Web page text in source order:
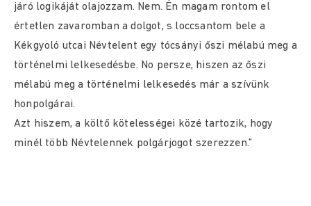
járó logikáját olajozzam. Nem. Én magam rontom el
értetlen zavaromban a dolgot, s loccsantom bele a
Kékgyoló utcai Névtelent egy tócsányi őszi mélabú meg a
történelmi lelkesedésbe. No persze, hiszen az őszi
mélabú meg a történelmi lelkesedés már a szívünk
honpolgárai.
Azt hiszem, a költő kötelességei közé tartozik, hogy
minél több Névtelennek polgárjogot szerezzen.”